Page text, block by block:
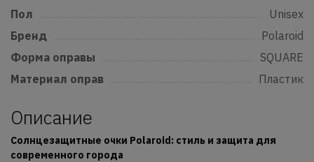
Пол
Unisex
Бренд
Polaroid
Форма оправы
SQUARE
Материал оправ
Пластик
Описание
Солнцезащитные очки Polaroid: стиль и защита для
современного города